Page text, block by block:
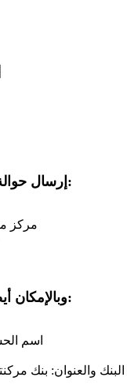
إرسال حوالة بنكية لحساب "مساواة" على العنوان التالي:
مركز
وبالإمكان أيضا التبرع عبر التحويل البنكي لحساب مساواة:
اسم
البنك والعنوان: بنك مركنتيل, فرع رقم 694, وادي